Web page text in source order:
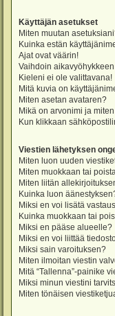
Käyttäjän asetukset
Miten muutan
Kuinka estän
Ajat ovat väärin!
Vaihdoin
Kieleni ei ole valittavana!
Mitä kuvia on
Miten asetan avataren?
Mikä on arvonimi ja
Kun klikkaan
Viestien lähetyksen
Miten luon uuden
Miten muokkaan tai
Miten liitän
Kuinka luon
Miksi en voi lisätä
Kuinka muokkaan tai
Miksi en pääse alueelle?
Miksi en voi liittää
Miksi sain varoituksen?
Miten ilmoitan viestin
Mitä “Tallenna”-painike
Miksi minun viestini
Miten tönäisen